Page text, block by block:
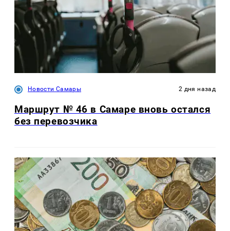
Новости Самары 2 дня назад
Маршрут № 46 в Самаре вновь остался
без перевозчика